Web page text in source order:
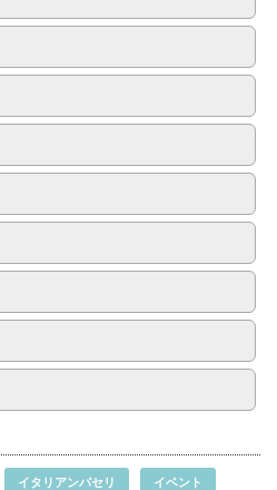
イタリアンパセリ イベント